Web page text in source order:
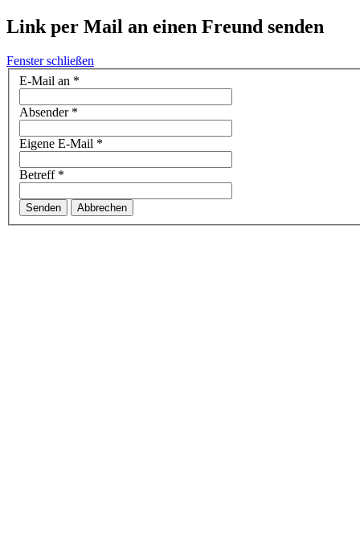
Link per Mail an einen Freund senden
Fenster schließen
E-Mail an *
Absender*
Eigene E-Mail *
Betreff*
Senden Abbrechen